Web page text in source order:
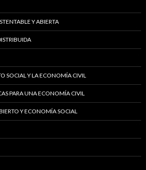
Y ABIERTA
SOCIAL Y LA ECONOMÍA CIVIL
PARA UNA ECONOMÍA CIVIL
Y ECONOMÍA SOCIAL